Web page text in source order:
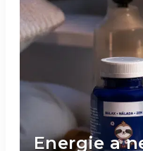
Energie a